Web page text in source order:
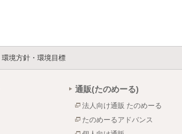
環境方針・環境目標
通販(たのめーる)
法人向け通販 たのめーる
たのめーるアドバンス